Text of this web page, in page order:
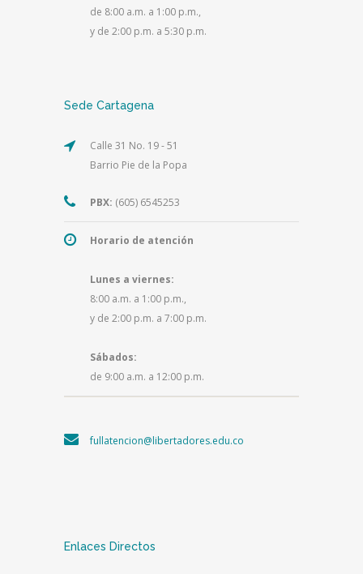
de 8:00 a.m. a 1:00 p.m.,
y de 2:00 p.m. a 5:30 p.m.
Sede Cartagena
Calle 31 No. 19 - 51
Barrio Pie de la Popa
PBX: (605) 6545253
Horario de atención
Lunes a viernes:
8:00 a.m. a 1:00 p.m.,
y de 2:00 p.m. a 7:00 p.m.
Sábados:
de 9:00 a.m. a 12:00 p.m.
fullatencion@libertadores.edu.co
Enlaces Directos